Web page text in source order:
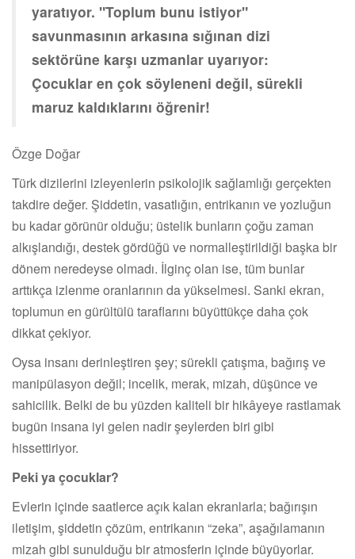
yaratıyor. "Toplum bunu istiyor"
savunmasının arkasına sığınan dizi
sektörüne karşı uzmanlar uyarıyor:
Çocuklar en çok söyleneni değil, sürekli
maruz kaldıklarını öğrenir!
Özge Doğar
Türk dizilerini izleyenlerin psikolojik sağlamlığı gerçekten
takdire değer. Şiddetin, vasatlığın, entrikanın ve yozluğun
bu kadar görünür olduğu; üstelik bunların çoğu zaman
alkışlandığı, destek gördüğü ve normalleştirildiği başka bir
dönem neredeyse olmadı. İlginç olan ise, tüm bunlar
arttıkça izlenme oranlarının da yükselmesi. Sanki ekran,
toplumun en gürültülü taraflarını büyüttükçe daha çok
dikkat çekiyor.
Oysa insanı derinleştiren şey; sürekli çatışma, bağırış ve
manipülasyon değil; incelik, merak, mizah, düşünce ve
sahicilik. Belki de bu yüzden kaliteli bir hikâyeye rastlamak
bugün insana iyi gelen nadir şeylerden biri gibi
hissettiriyor.
Peki ya çocuklar?
Evlerin içinde saatlerce açık kalan ekranlarla; bağırışın
iletişim, şiddetin çözüm, entrikanın “zeka”, aşağılamanın
mizah gibi sunulduğu bir atmosferin içinde büyüyorlar.